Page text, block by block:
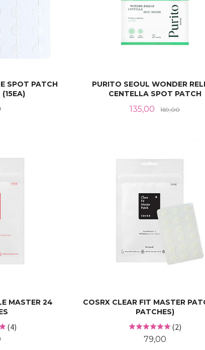
SPOT PATCH
(15EA)
PURITO SEOUL WONDER
CENTELLA SPOT PATCH
Tilbud
135,00 169,00Rabatt
MASTER 24
(4)
COSRX CLEAR FIT MASTER
PATCHES)
(2)
Pris
79,00